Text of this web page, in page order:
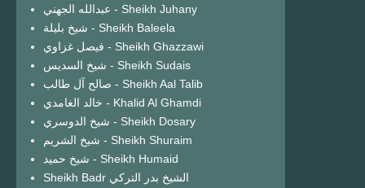
عبدالله الجهني - Sheikh Juhany
شيخ بليلة - Sheikh Baleela
فيصل غزاوي - Sheikh Ghazzawi
شيخ السديس - Sheikh Sudais
صالح آل طالب - Sheikh Aal Talib
خالد الغامدي - Khalid Al Ghamdi
شيخ الدوسري - Sheikh Dosary
شيخ الشريم - Sheikh Shuraim
شيخ حميد - Sheikh Humaid
Sheikh Badr الشيخ بدر التركي